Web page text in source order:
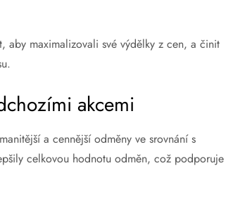
aby maximalizovali své výdělky z cen, a činit
akcemi
a cennější odměny ve srovnání s
celkovou hodnotu odměn, což podporuje